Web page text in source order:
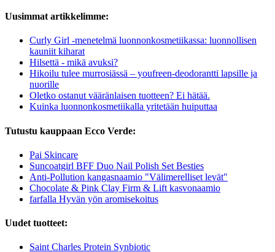
Uusimmat artikkelimme:
Curly Girl -menetelmä luonnonkosmetiikassa: luonnollisen
kauniit kiharat
Hilsettä - mikä avuksi?
Hikoilu tulee murrosiässä – youfreen-deodorantti lapsille ja
nuorille
Oletko ostanut vääränlaisen tuotteen? Ei hätää.
Kuinka luonnonkosmetiikalla yritetään huiputtaa
Tutustu kauppaan Ecco Verde:
Pai Skincare
Suncoatgirl BFF Duo Nail Polish Set Besties
Anti-Pollution kangasnaamio "Välimerelliset levät"
Chocolate & Pink Clay Firm & Lift kasvonaamio
farfalla Hyvän yön aromisekoitus
Uudet tuotteet:
Saint Charles Protein Synbiotic